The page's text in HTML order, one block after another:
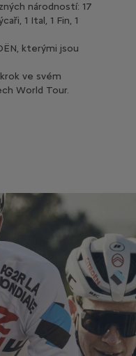
národností: 17
1 Ital, 1 Fin, 1
kterými jsou
ve svém
World Tour.